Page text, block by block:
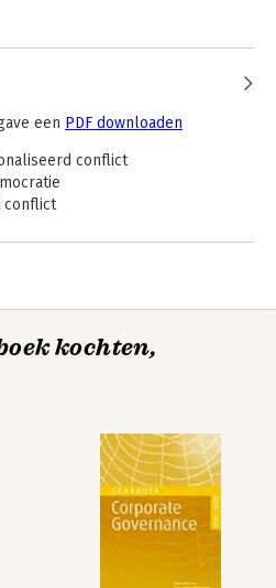
een PDF downloaden
conflict
conflict
van de griffier
kochten,